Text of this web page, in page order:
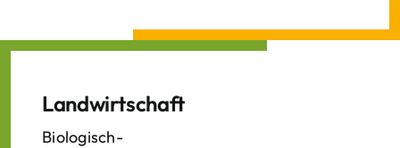
Landwirtschaft
Biologisch-